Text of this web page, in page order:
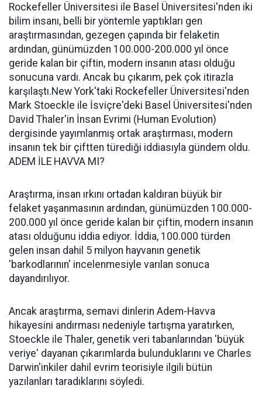
Rockefeller Üniversitesi ile Basel Üniversitesi'nden iki
bilim insanı, belli bir yöntemle yaptıkları gen
araştırmasından, gezegen çapında bir felaketin
ardından, günümüzden 100.000-200.000 yıl önce
geride kalan bir çiftin, modern insanın atası olduğu
sonucuna vardı. Ancak bu çıkarım, pek çok itirazla
karşılaştı.New York'taki Rockefeller Üniversitesi'nden
Mark Stoeckle ile İsviçre'deki Basel Üniversitesi'nden
David Thaler'in İnsan Evrimi (Human Evolution)
dergisinde yayımlanmış ortak araştırması, modern
insanın tek bir çiftten türediği iddiasıyla gündem oldu.
ADEM İLE HAVVA MI?
Araştırma, insan ırkını ortadan kaldıran büyük bir
felaket yaşanmasının ardından, günümüzden 100.000-
200.000 yıl önce geride kalan bir çiftin, modern insanın
atası olduğunu iddia ediyor. İddia, 100.000 türden
gelen insan dahil 5 milyon hayvanın genetik
'barkodlarının' incelenmesiyle varılan sonuca
dayandırılıyor.
Ancak araştırma, semavi dinlerin Adem-Havva
hikayesini andırması nedeniyle tartışma yaratırken,
Stoeckle ile Thaler, genetik veri tabanlarından 'büyük
veriye' dayanan çıkarımlarda bulunduklarını ve Charles
Darwin'inkiler dahil evrim teorisiyle ilgili bütün
yazılanları taradıklarını söyledi.